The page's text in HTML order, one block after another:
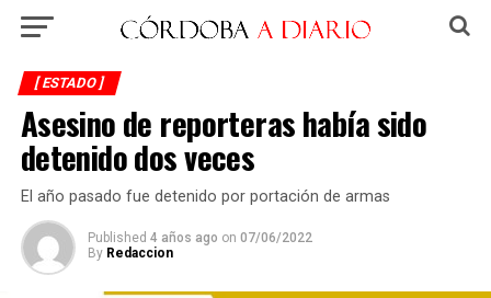
[ ESTADO ]
Asesino de reporteras había sido
detenido dos veces
El año pasado fue detenido por portación de armas
Published 4 años ago on 07/06/2022
By Redaccion